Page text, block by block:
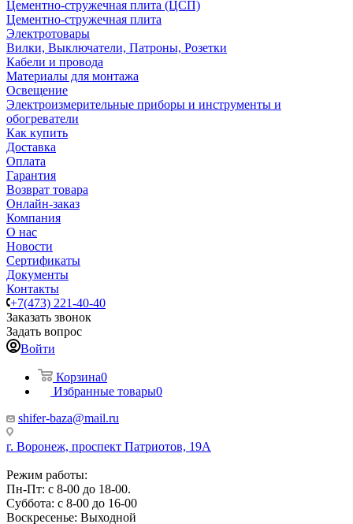
Цементно-стружечная плита (ЦСП)
Цементно-стружечная плита
Электротовары
Вилки, Выключатели, Патроны, Розетки
Кабели и провода
Материалы для монтажа
Освещение
Электроизмерительные приборы и инструменты и
обогреватели
Как купить
Доставка
Оплата
Гарантия
Возврат товара
Онлайн-заказ
Компания
О нас
Новости
Сертификаты
Документы
Контакты
+7(473) 221-40-40
Заказать звонок
Задать вопрос
Войти
Корзина0
Избранные товары0
shifer-baza@mail.ru
г. Воронеж, проспект Патриотов, 19А
Режим работы:
Пн-Пт: с 8-00 до 18-00.
Суббота: с 8-00 до 16-00
Воскресенье: Выходной